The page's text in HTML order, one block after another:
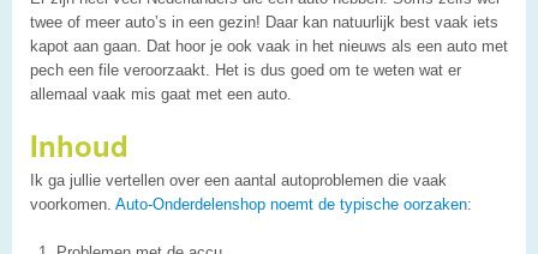
twee of meer auto’s in een gezin! Daar kan natuurlijk best vaak iets
kapot aan gaan. Dat hoor je ook vaak in het nieuws als een auto met
pech een file veroorzaakt. Het is dus goed om te weten wat er
allemaal vaak mis gaat met een auto.
Inhoud
Ik ga jullie vertellen over een aantal autoproblemen die vaak
voorkomen. Auto-Onderdelenshop noemt de typische oorzaken: